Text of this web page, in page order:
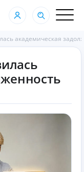
академическая